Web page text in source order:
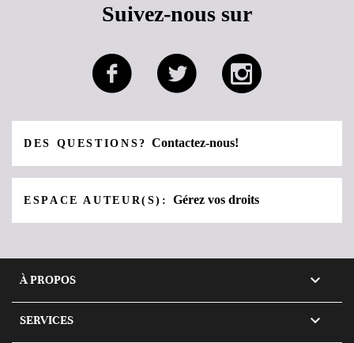
Suivez-nous sur
DES QUESTIONS?Contactez-nous!
ESPACE AUTEUR(S):Gérez vos droits
À PROPOS 
SERVICES 